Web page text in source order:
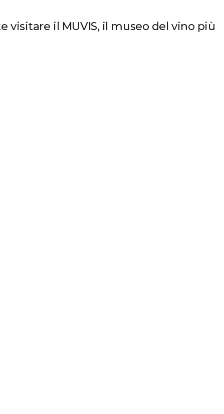
visitare il MUVIS, il museo del vino più